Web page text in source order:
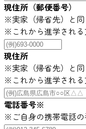
現住所（郵便番号）
※実家（帰省先）と同
※これから進学される
現住所
※実家（帰省先）と同
※これから進学される
電話番号※
※ご自身の携帯電話の